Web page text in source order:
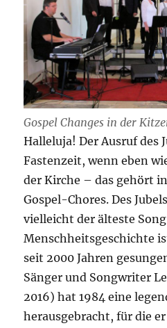
Gospel Changes in der
Halleluja! Der Ausruf des
Fastenzeit, wenn eben
der Kirche – das gehört
Gospel-Chores. Des
vielleicht der älteste
Menschheitsgeschichte
seit 2000 Jahren
Sänger und Songwriter
2016) hat 1984 eine
herausgebracht, für die